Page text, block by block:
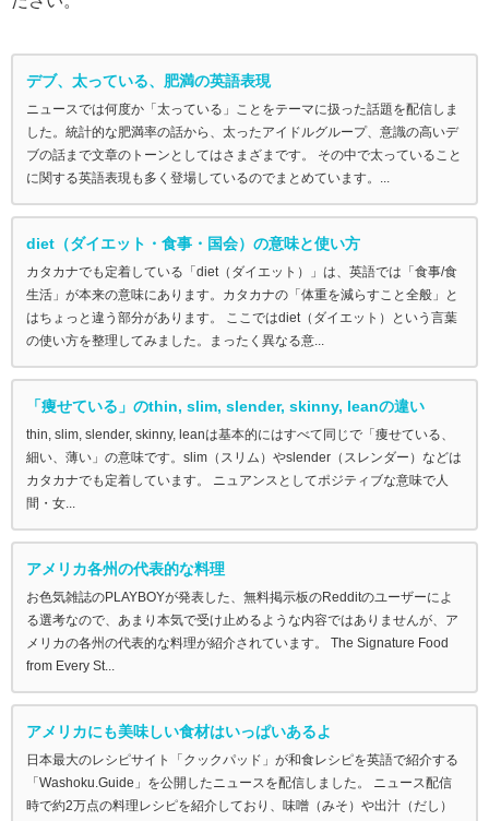
デブ、太っている、肥満の英語表現
ニュースでは何度か「太っている」ことをテーマに扱った話題を配信しま
した。統計的な肥満率の話から、太ったアイドルグループ、意識の高いデ
ブの話まで文章のトーンとしてはさまざまです。 その中で太っていること
に関する英語表現も多く登場しているのでまとめています。...
diet（ダイエット・食事・国会）の意味と使い方
カタカナでも定着している「diet（ダイエット）」は、英語では「食事/食
生活」が本来の意味にあります。カタカナの「体重を減らすこと全般」と
はちょっと違う部分があります。 ここではdiet（ダイエット）という言葉
の使い方を整理してみました。まったく異なる意...
「痩せている」のthin, slim, slender, skinny, leanの違い
thin, slim, slender, skinny, leanは基本的にはすべて同じで「痩せている、
細い、薄い」の意味です。slim（スリム）やslender（スレンダー）などは
カタカナでも定着しています。 ニュアンスとしてポジティブな意味で人
間・女...
アメリカ各州の代表的な料理
お色気雑誌のPLAYBOYが発表した、無料掲示板のRedditのユーザーによ
る選考なので、あまり本気で受け止めるような内容ではありませんが、ア
メリカの各州の代表的な料理が紹介されています。 The Signature Food
from Every St...
アメリカにも美味しい食材はいっぱいあるよ
日本最大のレシピサイト「クックパッド」が和食レシピを英語で紹介する
「Washoku.Guide」を公開したニュースを配信しました。 ニュース配信
時で約2万点の料理レシピを紹介しており、味噌（みそ）や出汁（だし）